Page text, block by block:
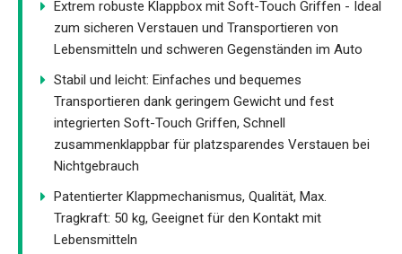
Extrem robuste Klappbox mit Soft-Touch Griffen - Ideal
zum sicheren Verstauen und Transportieren von
Lebensmitteln und schweren Gegenständen im Auto
Stabil und leicht: Einfaches und bequemes
Transportieren dank geringem Gewicht und fest
integrierten Soft-Touch Griffen, Schnell
zusammenklappbar für platzsparendes Verstauen bei
Nichtgebrauch
Patentierter Klappmechanismus, Qualität, Max.
Tragkraft: 50 kg, Geeignet für den Kontakt mit
Lebensmitteln